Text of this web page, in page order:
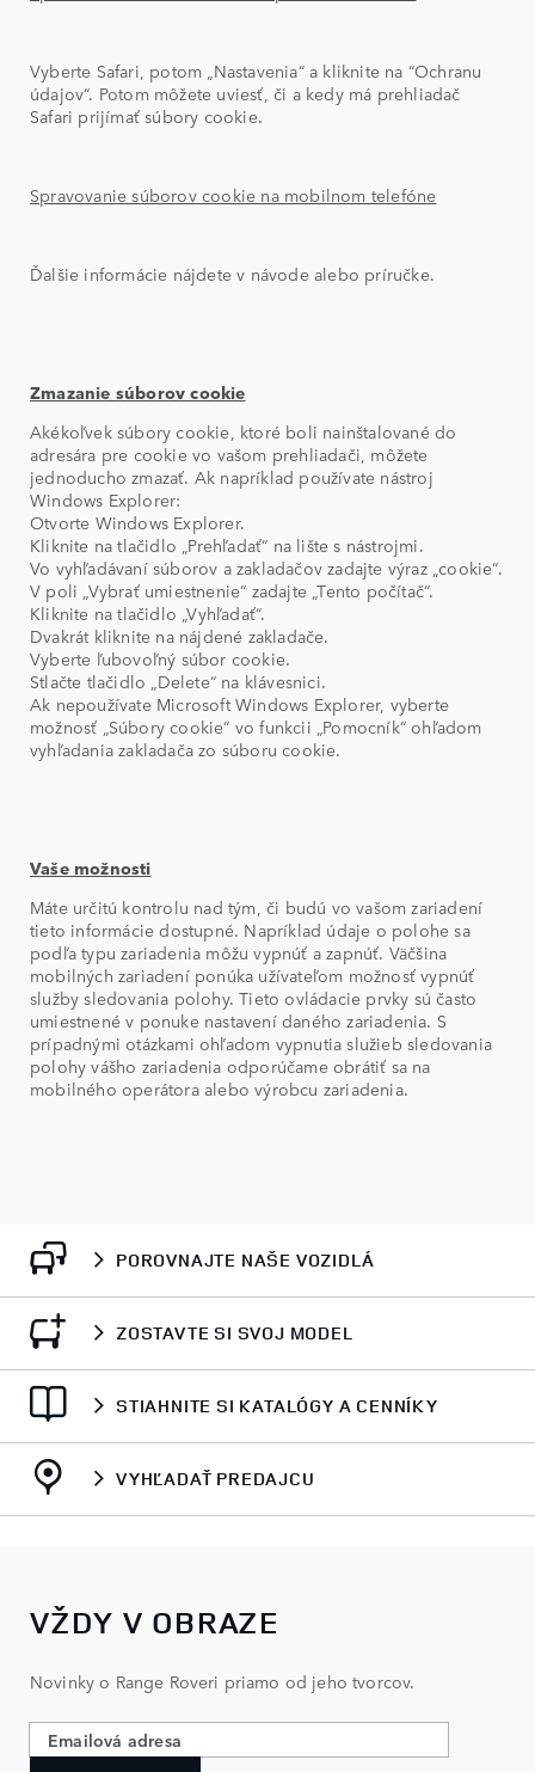
Vyberte Safari, potom „Nastavenia“ a kliknite na “Ochranu
údajov“. Potom môžete uviesť, či a kedy má prehliadač
Safari prijímať súbory cookie.
Spravovanie súborov cookie na mobilnom telefóne
Ďalšie informácie nájdete v návode alebo príručke.
Zmazanie súborov cookie
Akékoľvek súbory cookie, ktoré boli nainštalované do
adresára pre cookie vo vašom prehliadači, môžete
jednoducho zmazať. Ak napríklad používate nástroj
Windows Explorer:
Otvorte Windows Explorer.
Kliknite na tlačidlo „Prehľadať“ na lište s nástrojmi.
Vo vyhľadávaní súborov a zakladačov zadajte výraz „cookie“.
V poli „Vybrať umiestnenie“ zadajte „Tento počítač“.
Kliknite na tlačidlo „Vyhľadať“.
Dvakrát kliknite na nájdené zakladače.
Vyberte ľubovoľný súbor cookie.
Stlačte tlačidlo „Delete“ na klávesnici.
Ak nepoužívate Microsoft Windows Explorer, vyberte
možnosť „Súbory cookie“ vo funkcii „Pomocník“ ohľadom
vyhľadania zakladača zo súboru cookie.
Vaše možnosti
Máte určitú kontrolu nad tým, či budú vo vašom zariadení
tieto informácie dostupné. Napríklad údaje o polohe sa
podľa typu zariadenia môžu vypnúť a zapnúť. Väčšina
mobilných zariadení ponúka užívateľom možnosť vypnúť
služby sledovania polohy. Tieto ovládacie prvky sú často
umiestnené v ponuke nastavení daného zariadenia. S
prípadnými otázkami ohľadom vypnutia služieb sledovania
polohy vášho zariadenia odporúčame obrátiť sa na
mobilného operátora alebo výrobcu zariadenia.
POROVNAJTE NAŠE VOZIDLÁ
ZOSTAVTE SI SVOJ MODEL
STIAHNITE SI KATALÓGY A CENNÍKY
VYHĽADAŤ PREDAJCU
VŽDY V OBRAZE
Novinky o Range Roveri priamo od jeho tvorcov.